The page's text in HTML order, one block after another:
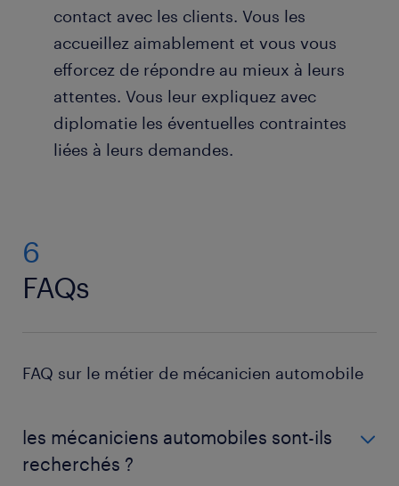
contact avec les clients. Vous les
accueillez aimablement et vous vous
efforcez de répondre au mieux à leurs
attentes. Vous leur expliquez avec
diplomatie les éventuelles contraintes
liées à leurs demandes.
6
FAQs
FAQ sur le métier de mécanicien automobile
les mécaniciens automobiles sont-ils
recherchés ?